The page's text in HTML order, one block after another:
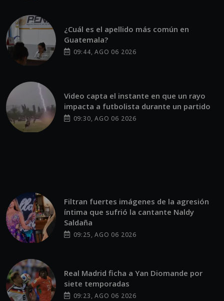
¿Cuál es el apellido más común en
Guatemala?
09:44, AGO 06 2026
Video capta el instante en que un rayo
impacta a futbolista durante un partido
09:30, AGO 06 2026
Filtran fuertes imágenes de la agresión
íntima que sufrió la cantante Naldy
Saldaña
09:25, AGO 06 2026
Real Madrid ficha a Yan Diomande por
siete temporadas
09:23, AGO 06 2026